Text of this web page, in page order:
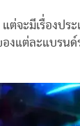
จะมีเรื่องประ
องแต่ละแบรน